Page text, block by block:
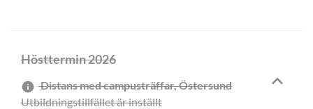
Hösttermin 2026
info
Distans med campusträffar, Östersund
Utbildningstillfället är inställt